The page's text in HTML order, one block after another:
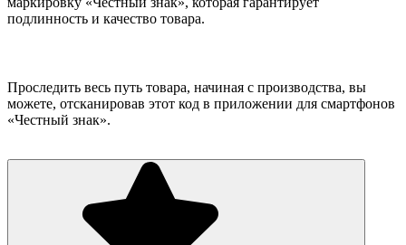
подлинность и качество товара.
Проследить весь путь товара, начиная с производства, вы
можете, отсканировав этот код в приложении для смартфонов
«Честный знак».